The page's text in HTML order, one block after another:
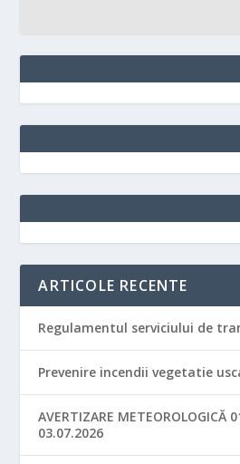
ARTICOLE RECENTE
Regulamentul serviciului de
Prevenire incendii vegetatie
AVERTIZARE METEOROLOGICĂ
03.07.2026